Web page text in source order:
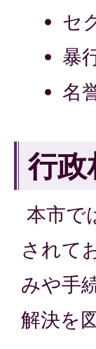
セ
暴
名
行政
本市で
されて
みや手
解決を